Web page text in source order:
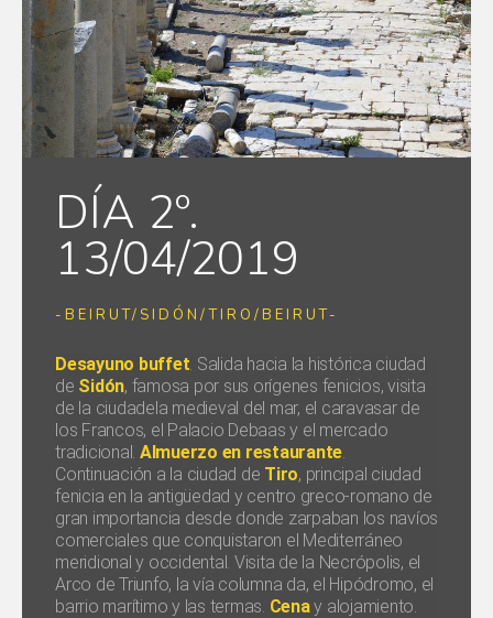
DÍA 2º.
13/04/2019
-BEIRUT/SIDÓN/TIRO/BEIRUT-
Desayuno buffet. Salida hacia la histórica ciudad
de Sidón, famosa por sus orígenes fenicios, visita
de la ciudadela medieval del mar, el caravasar de
los Francos, el Palacio Debaas y el mercado
tradicional. Almuerzo en restaurante.
Continuación a la ciudad de Tiro, principal ciudad
fenicia en la antigüedad y centro greco-romano de
gran importancia desde donde zarpaban los navíos
comerciales que conquistaron el Mediterráneo
meridional y occidental. Visita de la Necrópolis, el
Arco de Triunfo, la vía columna da, el Hipódromo, el
barrio marítimo y las termas. Cenay alojamiento.